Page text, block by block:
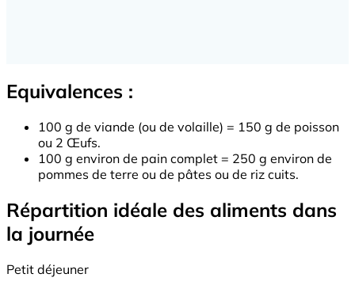
Equivalences :
100 g de viande (ou de volaille) = 150 g de poisson
ou 2 Œufs.
100 g environ de pain complet = 250 g environ de
pommes de terre ou de pâtes ou de riz cuits.
Répartition idéale des aliments dans
la journée
Petit déjeuner